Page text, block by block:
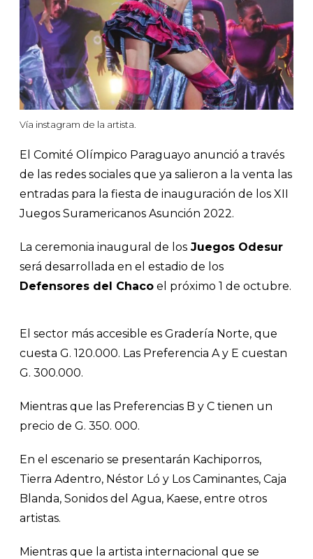
Vía instagram de la artista.
El Comité Olímpico Paraguayo anunció a través
de las redes sociales que ya salieron a la venta las
entradas para la fiesta de inauguración de los XII
Juegos Suramericanos Asunción 2022.
La ceremonia inaugural de los Juegos Odesur
será desarrollada en el estadio de los
Defensores del Chaco el próximo 1 de octubre.
El sector más accesible es Gradería Norte, que
cuesta G. 120.000. Las Preferencia A y E cuestan
G. 300.000.
Mientras que las Preferencias B y C tienen un
precio de G. 350. 000.
En el escenario se presentarán Kachiporros,
Tierra Adentro, Néstor Ló y Los Caminantes, Caja
Blanda, Sonidos del Agua, Kaese, entre otros
artistas.
Mientras que la artista internacional que se